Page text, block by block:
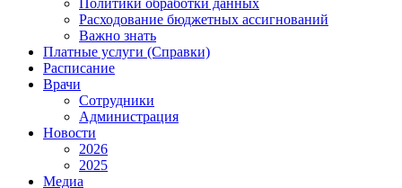
Политики обработки данных
Расходование бюджетных ассигнований
Важно знать
Платные услуги (Справки)
Расписание
Врачи
Сотрудники
Администрация
Новости
2026
2025
Медиа